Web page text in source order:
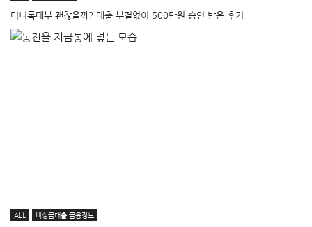
머니톡대부 괜찮을까? 대출 부결없이 500만원 승인 받은 후기
ALL 비상금대출·금융정보